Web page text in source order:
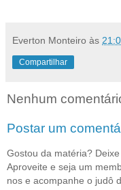
Everton Monteiro às
Compartilhar
Nenhum
Postar um
Gostou da matéria?
Aproveite e seja um
nos e acompanhe o judô